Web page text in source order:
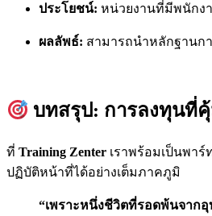
ประโยชน์: หน่วยงานที่มีพนักง
ผลลัพธ์: สามารถนำหลักฐานก
บทสรุป: การลงทุนที่
ที่ Training Zenter เราพร้อมเป็นพา
ปฏิบัติหน้าที่ได้อย่างเต็มภาคภูมิ
“เพราะหนึ่งชีวิตที่รอดพ้นจาก